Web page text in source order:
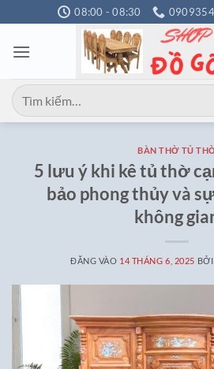
qua
nội
08:00 - 08:30
Tìm
kiếm:
BÀN THỜ TỦ
5 lưu ý khi kê tủ thờ
bảo phong thủy và
không
ĐĂNG VÀO 14 THÁNG 6, 2025 BỞI